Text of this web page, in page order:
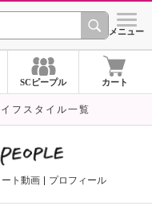
シメニュー
SCピープル カート
フスタイル一覧
ート動画 プロフィール